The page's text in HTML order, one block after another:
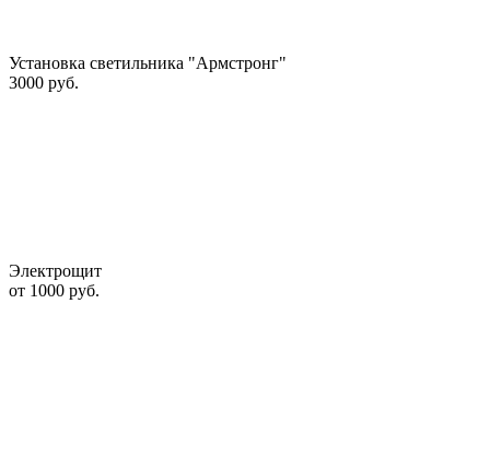
Установка светильника "Армстронг"
3000 руб.
Электрощит
от 1000 руб.